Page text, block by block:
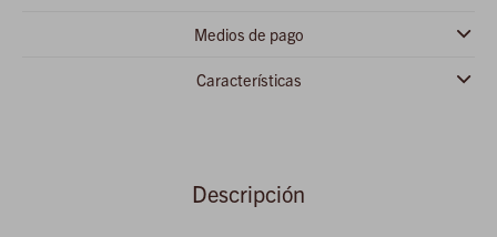
Medios de pago
Características
Descripción